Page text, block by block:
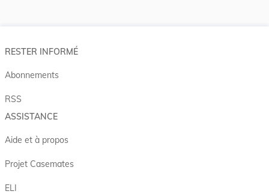
RESTER INFORMÉ
Abonnements
RSS
ASSISTANCE
Aide et à propos
Projet Casemates
ELI